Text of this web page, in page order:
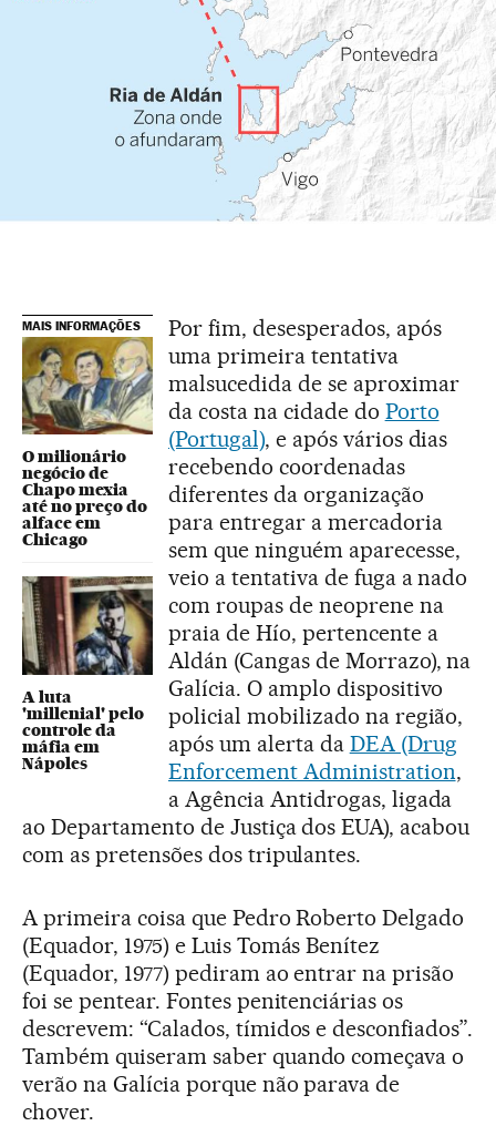
MAIS INFORMAÇÕES
O milionário
negócio de
Chapo mexia
até no preço do
alface em
Chicago
A luta
'millenial' pelo
controle da
máfia em
Nápoles
Por fim, desesperados, após
uma primeira tentativa
malsucedida de se aproximar
da costa na cidade do Porto
(Portugal), e após vários dias
recebendo coordenadas
diferentes da organização
para entregar a mercadoria
sem que ninguém aparecesse,
veio a tentativa de fuga a nado
com roupas de neoprene na
praia de Hío, pertencente a
Aldán (Cangas de Morrazo), na
Galícia. O amplo dispositivo
policial mobilizado na região,
após um alerta da DEA (Drug
Enforcement Administration,
a Agência Antidrogas, ligada
ao Departamento de Justiça dos EUA), acabou
com as pretensões dos tripulantes.
A primeira coisa que Pedro Roberto Delgado
(Equador, 1975) e Luis Tomás Benítez
(Equador, 1977) pediram ao entrar na prisão
foi se pentear. Fontes penitenciárias os
descrevem: “Calados, tímidos e desconfiados”.
Também quiseram saber quando começava o
verão na Galícia porque não parava de
chover.